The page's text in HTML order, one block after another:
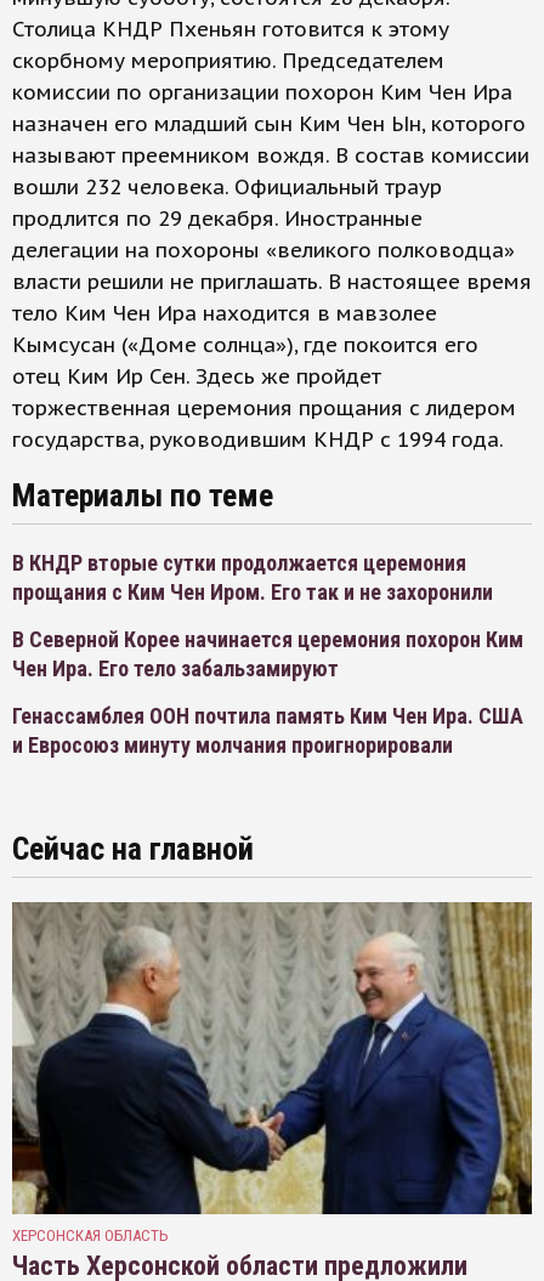
Столица КНДР Пхеньян готовится к этому
скорбному мероприятию. Председателем
комиссии по организации похорон Ким Чен Ира
назначен его младший сын Ким Чен Ын, которого
называют преемником вождя. В состав комиссии
вошли 232 человека. Официальный траур
продлится по 29 декабря. Иностранные
делегации на похороны «великого полководца»
власти решили не приглашать. В настоящее время
тело Ким Чен Ира находится в мавзолее
Кымсусан («Доме солнца»), где покоится его
отец Ким Ир Сен. Здесь же пройдет
торжественная церемония прощания с лидером
государства, руководившим КНДР с 1994 года.
Материалы по теме
В КНДР вторые сутки продолжается церемония
прощания с Ким Чен Иром. Его так и не захоронили
В Северной Корее начинается церемония похорон Ким
Чен Ира. Его тело забальзамируют
Генассамблея ООН почтила память Ким Чен Ира. США
и Евросоюз минуту молчания проигнорировали
Сейчас на главной
ХЕРСОНСКАЯ ОБЛАСТЬ
Часть Херсонской области предложили